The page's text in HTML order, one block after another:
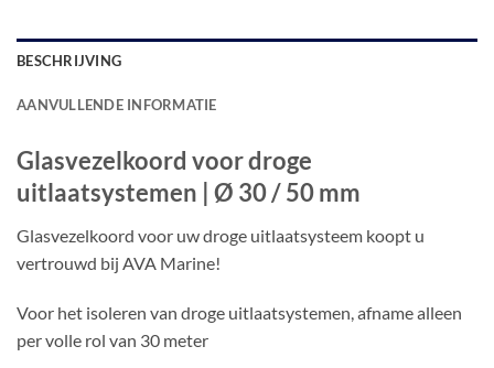
BESCHRIJVING
AANVULLENDE INFORMATIE
Glasvezelkoord voor droge
uitlaatsystemen | Ø 30 / 50 mm
Glasvezelkoord voor uw droge uitlaatsysteem koopt u
vertrouwd bij AVA Marine!
Voor het isoleren van droge uitlaatsystemen, afname alleen
per volle rol van 30 meter